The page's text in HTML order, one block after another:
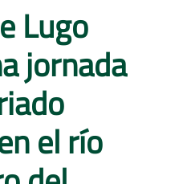
Lugo
jornada
el río